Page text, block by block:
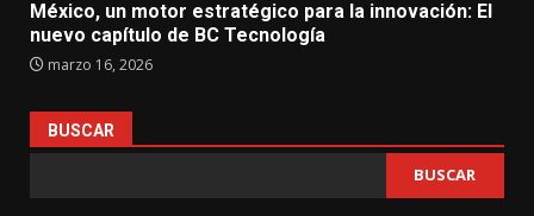
México, un motor estratégico para la innovación: El
nuevo capítulo de BC Tecnología
marzo 16, 2026
BUSCAR
BUSCAR